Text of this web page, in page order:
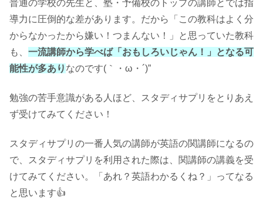
普通の学校の先生と、塾・予備校のトップの講師とでは指
導力に圧倒的な差があります。だから「この教科はよく分
からなかったから嫌い！つまんない！」と思っていた教科
も、 一流講師から学べば「おもしろいじゃん！」となる可
能性が多あり なのです(｀・ω・´)”
勉強の苦手意識がある人ほど、スタディサプリをとりあえ
ず受けてみてください！
スタディサプリの一番人気の講師が英語の関講師になるの
で、スタディサプリを利用された際は、関講師の講義を受
けてみてください。「あれ？英語わかるくね？」ってなる
と思います👍